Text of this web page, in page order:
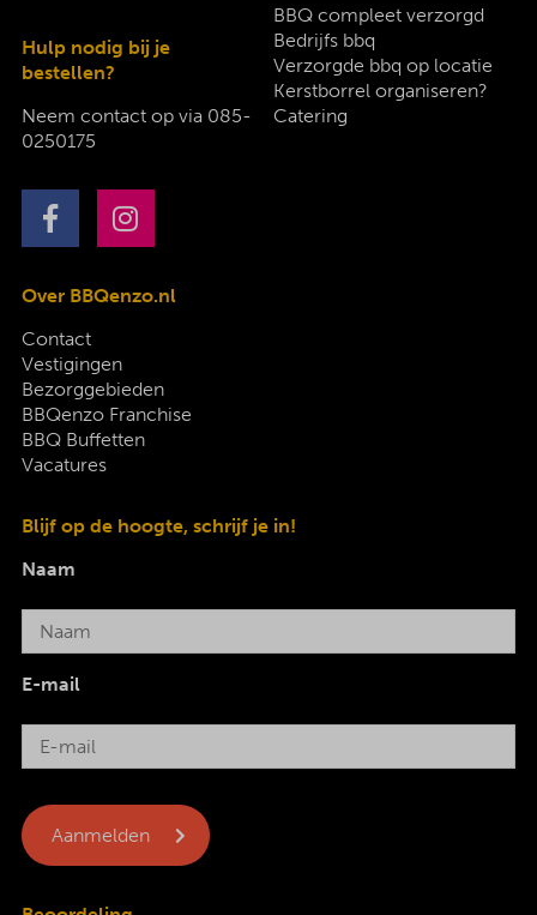
Hulp nodig bij je
bestellen?
Neem contact op via 085-
0250175
BBQ compleet verzorgd
Bedrijfs bbq
Verzorgde bbq op locatie
Kerstborrel organiseren?
Catering
Over BBQenzo.nl
Contact
Vestigingen
Bezorggebieden
BBQenzo Franchise
BBQ Buffetten
Vacatures
Blijf op de hoogte, schrijf je in!
Naam
E-mail